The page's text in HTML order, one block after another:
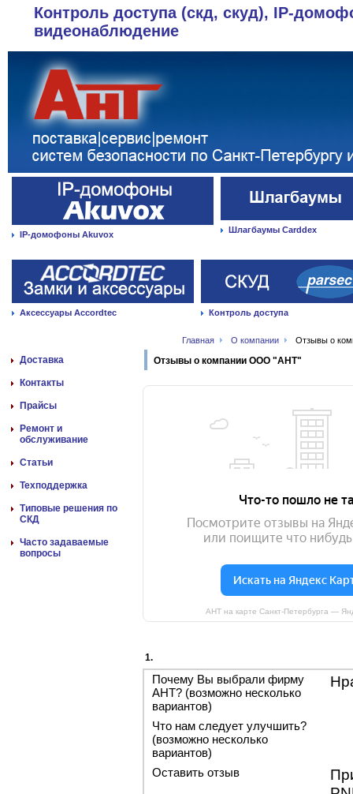
Контроль доступа (скд, скуд), IP-
видеонаблюдение
IP-домофоны Akuvox Шлагбаумы Carddex
Аксессуары Accordtec Контроль доступа
Главная О компании Отзывы о
Доставка
Контакты
Прайсы
Ремонт и
обслуживание
Статьи
Техподдержка
Типовые решения по
СКД
Часто задаваемые
вопросы
Отзывы о компании ООО "АНТ"
АНТ на карте Санкт‑Петербурга —
1.
Почему Вы выбрали фирму
АНТ? (возможно несколько
вариантов)
Что нам следует улучшить?
(возможно несколько
вариантов)
Оставить отзыв